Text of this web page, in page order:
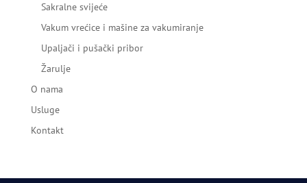
Sakralne svijeće
Vakum vrećice i mašine za vakumiranje
Upaljači i pušački pribor
Žarulje
O nama
Usluge
Kontakt